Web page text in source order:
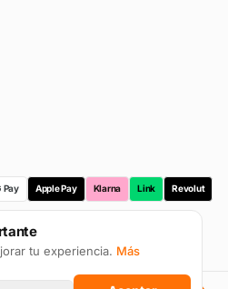
tu experiencia. Más
Pay Apple Pay Klarna Link Revolut